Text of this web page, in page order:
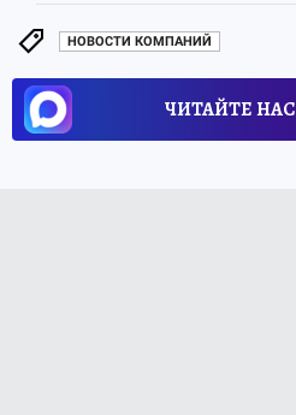
НОВОСТИ КОМПАНИЙ
ЧИТАЙТЕ